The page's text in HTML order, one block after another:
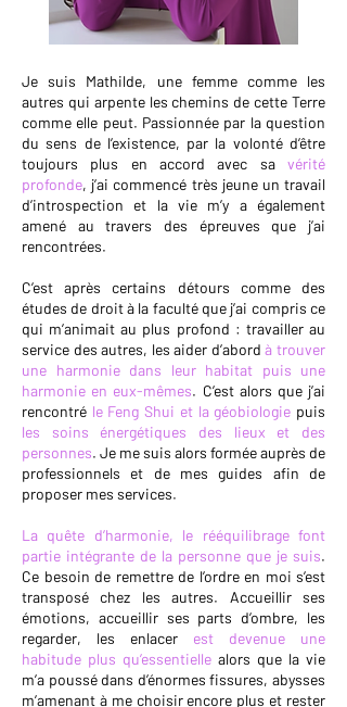
Je suis Mathilde, une femme comme les
autres qui arpente les chemins de cette Terre
comme elle peut. Passionnée par la question
du sens de l’existence, par la volonté d’être
toujours plus en accord avec sa vérité
profonde, j’ai commencé très jeune un travail
d’introspection et la vie m’y a également
amené au travers des épreuves que j’ai
rencontrées.
C’est après certains détours comme des
études de droit à la faculté que j’ai compris ce
qui m’animait au plus profond : travailler au
service des autres, les aider d’abordà trouver
une harmonie dans leur habitat puis une
harmonie en eux-mêmes. C’est alors que j’ai
rencontré le Feng Shui et la géobiologie puis
les soins énergétiques des lieux et des
personnes. Je me suis alors formée auprès de
professionnels et de mes guides afin de
proposer mes services.
La quête d’harmonie, le rééquilibrage font
partie intégrante de la personne que je suis.
Ce besoin de remettre de l’ordre en moi s’est
transposé chez les autres. Accueillir ses
émotions, accueillir ses parts d’ombre, les
regarder, les enlacer est devenue une
habitude plus qu’essentielle alors que la vie
m’a poussé dans d’énormes fissures, abysses
m’amenant à me choisir encore plus et rester